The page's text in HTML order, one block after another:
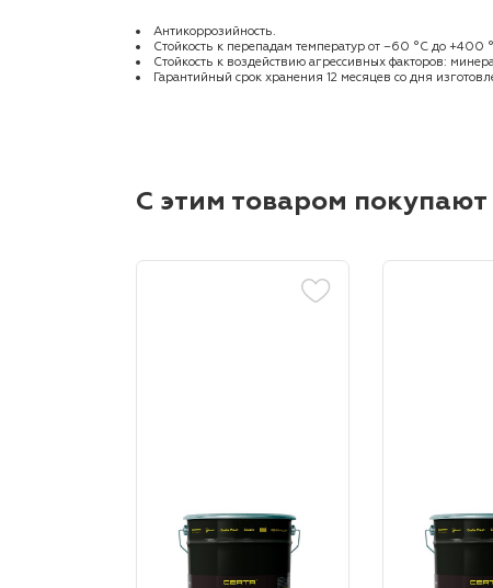
Антикоррозийность.
Стойкость к перепадам температур от −60 °С до +400
Стойкость к воздействию агрессивных факторов:
Гарантийный срок хранения 12 месяцев со дня
С этим товаром покупают